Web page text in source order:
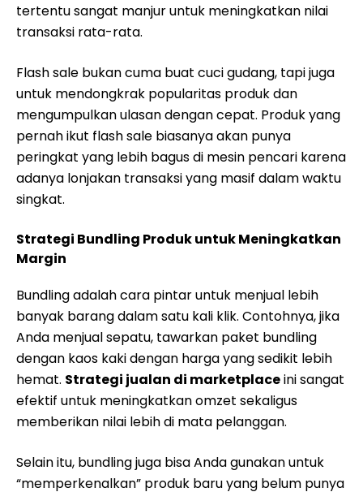
tertentu sangat manjur untuk meningkatkan nilai
transaksi rata-rata.
Flash sale bukan cuma buat cuci gudang, tapi juga
untuk mendongkrak popularitas produk dan
mengumpulkan ulasan dengan cepat. Produk yang
pernah ikut flash sale biasanya akan punya
peringkat yang lebih bagus di mesin pencari karena
adanya lonjakan transaksi yang masif dalam waktu
singkat.
Strategi Bundling Produk untuk Meningkatkan
Margin
Bundling adalah cara pintar untuk menjual lebih
banyak barang dalam satu kali klik. Contohnya, jika
Anda menjual sepatu, tawarkan paket bundling
dengan kaos kaki dengan harga yang sedikit lebih
hemat. Strategi jualan di marketplaceini sangat
efektif untuk meningkatkan omzet sekaligus
memberikan nilai lebih di mata pelanggan.
Selain itu, bundling juga bisa Anda gunakan untuk
“memperkenalkan” produk baru yang belum punya